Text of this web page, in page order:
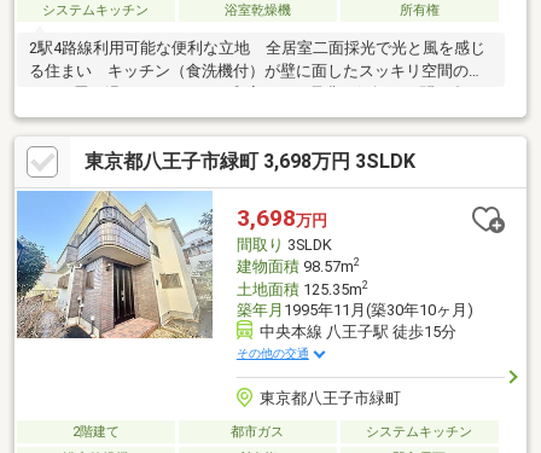
システムキッチン
浴室乾燥機 所有権
2駅4路線利用可能な便利な立地 全居室二面採光で光と風を感じ
る住まい キッチン（食洗機付）が壁に面したスッキリ空間の
LDK 畳の温かみがうれしい和室あり 是非お気軽にお問い合わ
せください
東京都八王子市緑町 3,698万円 3SLDK
3,698万円
間取り 3SLDK
建物面積98.57m2
土地面積125.35m2
築年月 1995年11月(築30年10ヶ月)
中央本線 八王子駅 徒歩15分
その他の交通
東京都八王子市緑町
2階建て 都市ガス
システムキッチン